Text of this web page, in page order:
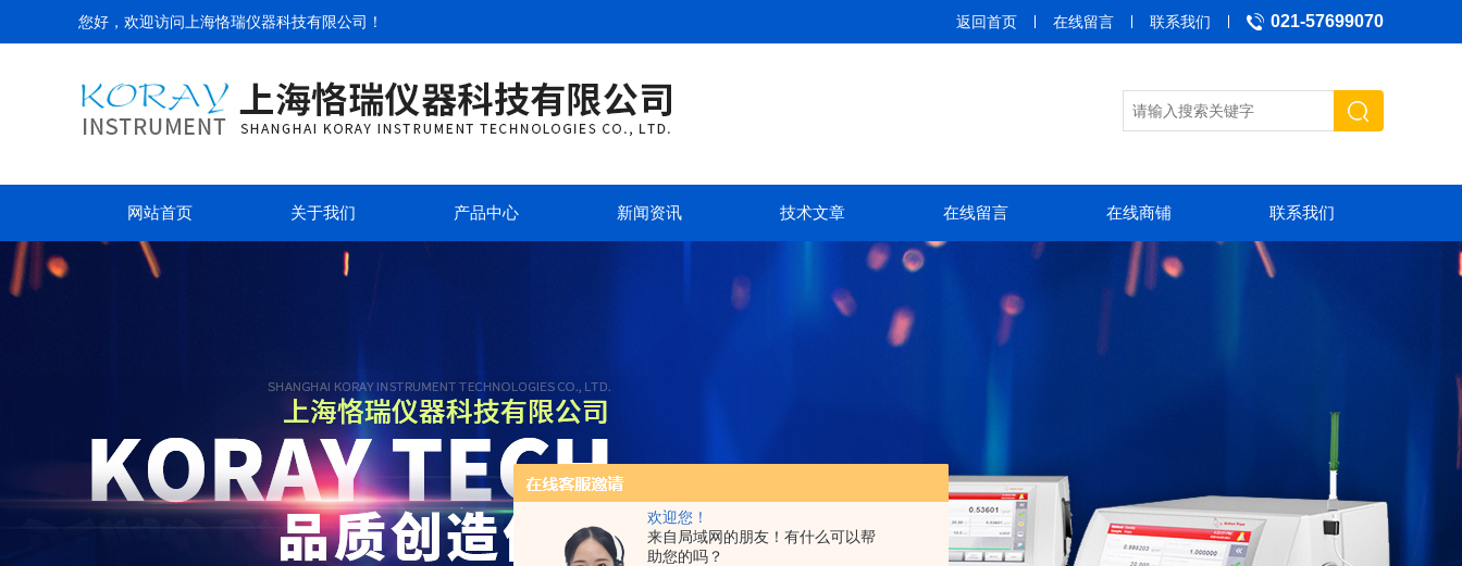
欢迎您！
来自局域网的朋友！有什么可以帮
助您的吗？
您好，欢迎访问 上海恪瑞仪器科技有限公司 ！ 021-57699070
返回首页 在线留言 联系我们
网站首页 关于我们 产品中心 新闻资讯 技术文章 在线留言 在线商铺 联系我们